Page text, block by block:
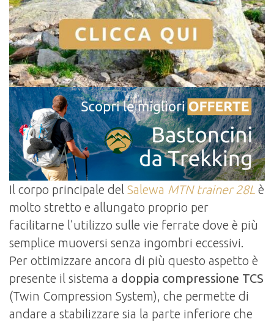
Il corpo principale del Salewa MTN trainer 28L è
molto stretto e allungato proprio per
facilitarne l’utilizzo sulle vie ferrate dove è più
semplice muoversi senza ingombri eccessivi.
Per ottimizzare ancora di più questo aspetto è
presente il sistema a doppia compressione TCS
(Twin Compression System), che permette di
andare a stabilizzare sia la parte inferiore che